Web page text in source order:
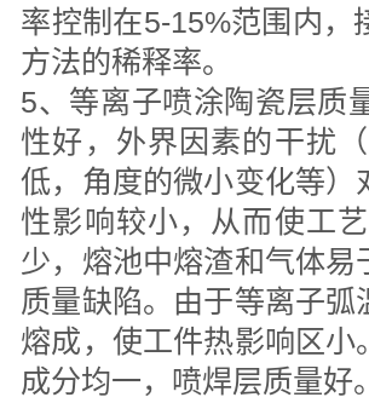
率控制在5-15%范围内，
方法的稀释率。
5、等离子喷涂陶瓷层质
性好，外界因素的干扰
低，角度的微小变化等
性影响较小，从而使工
少，熔池中熔渣和气体
质量缺陷。由于等离子
熔成，使工件热影响区
成分均一，喷焊层质量好。